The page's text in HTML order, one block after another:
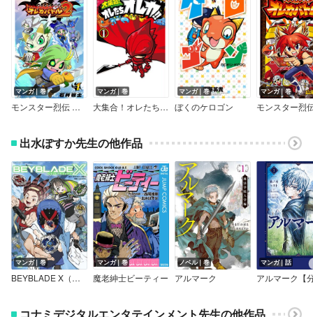
マンガ｜巻
モンスター烈伝 オレカバトル2
マンガ｜巻
大集合！オレたちオレカ！！
マンガ｜巻
ぼくのケロゴン
マンガ｜巻
出水ぽすか先生の他作品
マンガ｜巻
BEYBLADE X（ベイブレード エックス）
マンガ｜巻
魔老紳士ビーティー
ノベル｜巻
アルマーク
マンガ｜話